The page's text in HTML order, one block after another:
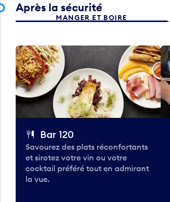
Après la sécurité
MANGER ET BOIRE
Bar 120
Savourez des plats réconfortants
et sirotez votre vin ou votre
cocktail préféré tout en admirant
la vue.